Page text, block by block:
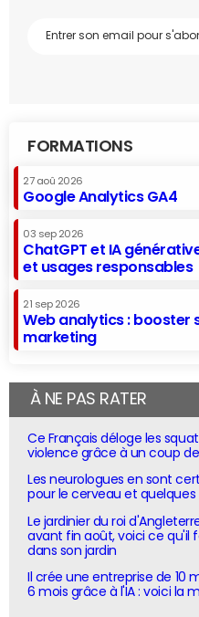
FORMATIONS
27 aoû 2026
Google Analytics GA4
03 sep 2026
ChatGPT et IA
et usages responsables
21 sep 2026
Web analytics : booster
marketing
À NE PAS RATER
Ce Français déloge les
violence grâce à un coup
Les neurologues en sont
pour le cerveau et
Le jardinier du roi
avant fin août, voici ce qu'il
dans son jardin
Il crée une entreprise de 10
6 mois grâce à l'IA : voici la